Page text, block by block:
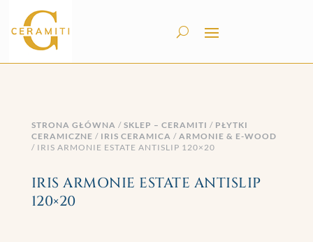
STRONA GŁÓWNA / SKLEP – CERAMITI / PŁYTKI
CERAMICZNE / IRIS CERAMICA / ARMONIE & E-WOOD
/ IRIS ARMONIE ESTATE ANTISLIP 120×20
IRIS ARMONIE ESTATE ANTISLIP
120×20